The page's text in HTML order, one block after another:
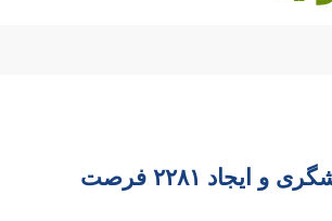
بهره‌برداری ١٨٣ طرح گردشگری و ایجاد ٢٢٨١ فرصت